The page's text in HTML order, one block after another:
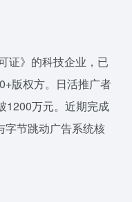
证》的科技企业，已
版权方。日活推广者
1200万元。近期完成
字节跳动广告系统核